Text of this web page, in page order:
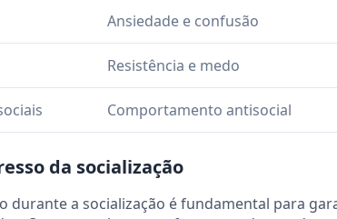
Ansiedade e confusão
Resistência e medo
Comportamento antisocial
da socialização
a socialização é fundamental para